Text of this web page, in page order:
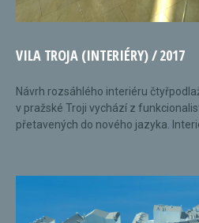
VILA TROJA (INTERIÉRY) / 2017
Návrh rozsáhlého interiéru
v pražské Troji vychází z
přetavených do nového jazyka.